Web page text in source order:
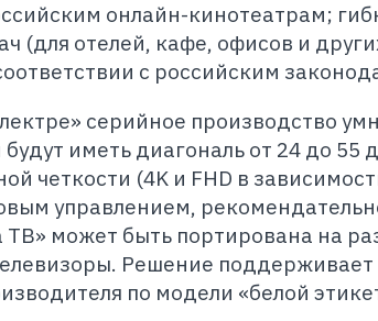
онлайн-кинотеатрам;
(для отелей, кафе, офисов и
с российским
серийное производство
иметь диагональ от 24 до 55
четкости (4K и FHD в
управлением,
может быть портирована на
Решение поддерживает
по модели «белой